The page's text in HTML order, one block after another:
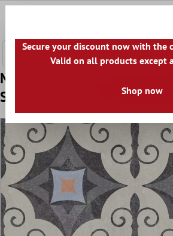
Mønster Gulvflis Sement
Serrano 18,6x18,6cm
Secure your discount now with the
Valid on all products except
Shop now